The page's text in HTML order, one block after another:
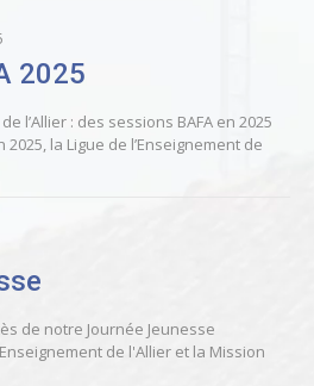
2025
l’Allier : des sessions BAFA en 2025
la Ligue de l’Enseignement de
de notre Journée Jeunesse
de l'Allier et la Mission